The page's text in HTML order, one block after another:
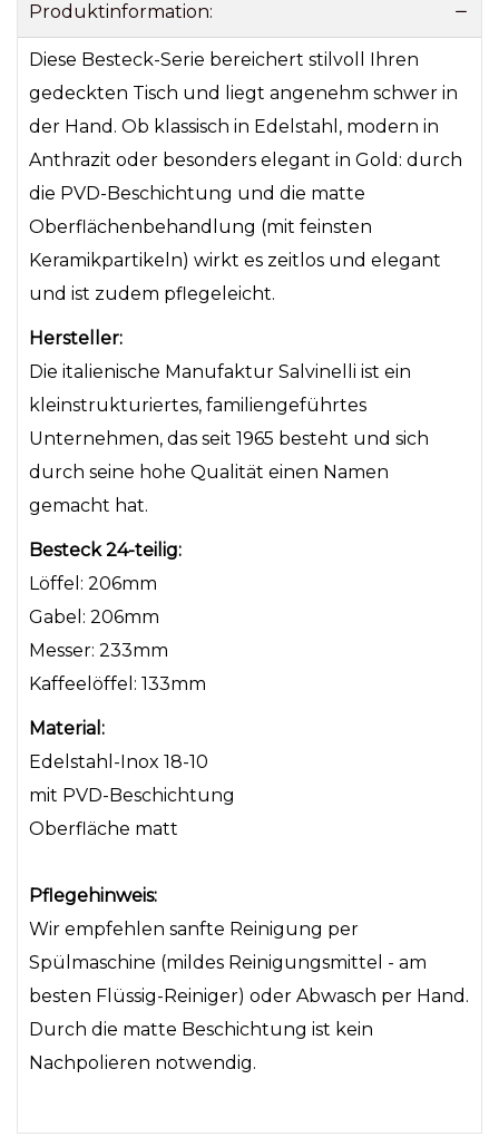
Produktinformation:
Diese Besteck-Serie bereichert stilvoll Ihren
gedeckten Tisch und liegt angenehm schwer in
der Hand. Ob klassisch in Edelstahl, modern in
Anthrazit oder besonders elegant in Gold: durch
die PVD-Beschichtung und die matte
Oberflächenbehandlung (mit feinsten
Keramikpartikeln) wirkt es zeitlos und elegant
und ist zudem pflegeleicht.
Hersteller:
Die italienische Manufaktur Salvinelli ist ein
kleinstrukturiertes, familiengeführtes
Unternehmen, das seit 1965 besteht und sich
durch seine hohe Qualität einen Namen
gemacht hat.
Besteck 24-teilig:
Löffel: 206mm
Gabel: 206mm
Messer: 233mm
Kaffeelöffel: 133mm
Material:
Edelstahl-Inox 18-10
mit PVD-Beschichtung
Oberfläche matt
Pflegehinweis:
Wir empfehlen sanfte Reinigung per
Spülmaschine (mildes Reinigungsmittel - am
besten Flüssig-Reiniger) oder Abwasch per Hand.
Durch die matte Beschichtung ist kein
Nachpolieren notwendig.